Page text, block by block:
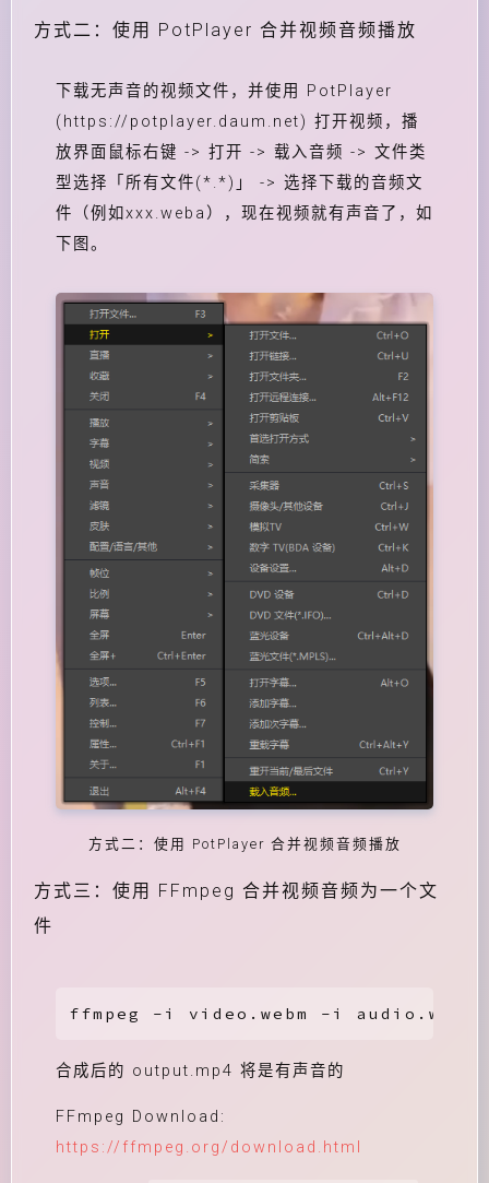
方式二：使用 PotPlayer 合并视频音频播放
下载无声音的视频文件，并使用 PotPlayer
(https://potplayer.daum.net) 打开视频，播
放界面鼠标右键 -> 打开 -> 载入音频 -> 文件类
型选择「所有文件(*.*)」 -> 选择下载的音频文
件（例如xxx.weba），现在视频就有声音了，如
下图。
方式二：使用 PotPlayer 合并视频音频播放
方式三：使用 FFmpeg 合并视频音频为一个文
件
ffmpeg -i video.webm -i audio.weba
合成后的 output.mp4 将是有声音的
FFmpeg Download:
https://ffmpeg.org/download.html